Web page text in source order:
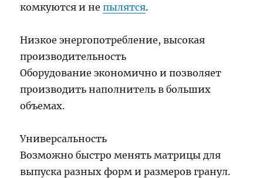
комкуются и непылятся.
Низкое энергопотребление, высокая
производительность
Оборудование экономично и позволяет
производить наполнитель в больших
объемах.
Универсальность
Возможно быстро менять матрицы для
выпуска разных форм и размеров гранул.